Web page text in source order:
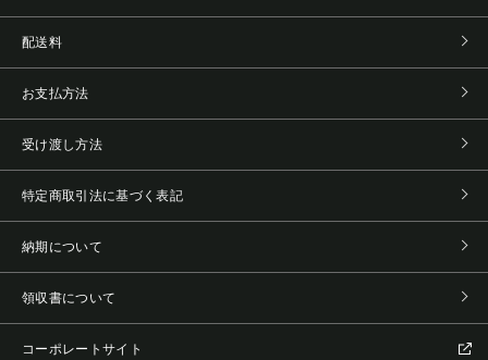
配送料
お支払方法
受け渡し方法
特定商取引法に基づく表記
納期について
領収書について
コーポレートサイト